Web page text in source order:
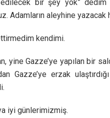
edilecek bir şey yok”
Adamların aleyhine
kendimi.
yine Gazze’ye yapılan bir
Gazze’ye erzak
iyi günlerimizmiş.